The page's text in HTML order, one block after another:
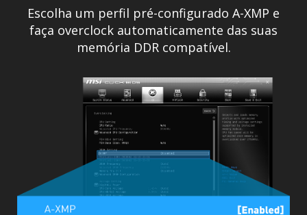
Escolha um perfil pré-configurado A-XMP e
faça overclock automaticamente das suas
memória DDR compatível.